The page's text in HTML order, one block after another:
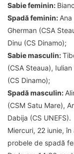
Sabie feminin:
Spadă feminin:
Gherman (CSA
Dinu (CS Dinamo);
Sabie masculin:
(CSA Steaua),
(CS Dinamo);
Spadă masculin:
(CSM Satu Mare),
Dabija (CS UNEFS).
Miercuri, 22 iunie,
probele de spadă